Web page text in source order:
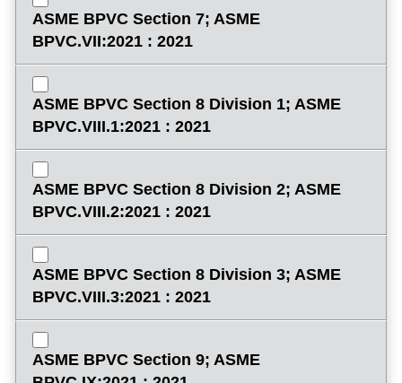
ASME BPVC Section 7; ASME
BPVC.VII:2021 : 2021
ASME BPVC Section 8 Division 1; ASME
BPVC.VIII.1:2021 : 2021
ASME BPVC Section 8 Division 2; ASME
BPVC.VIII.2:2021 : 2021
ASME BPVC Section 8 Division 3; ASME
BPVC.VIII.3:2021 : 2021
ASME BPVC Section 9; ASME